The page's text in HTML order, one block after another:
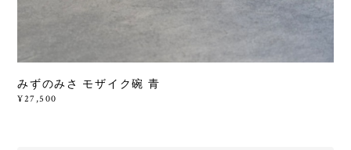
みずのみさ モザイク碗 青
¥27,500